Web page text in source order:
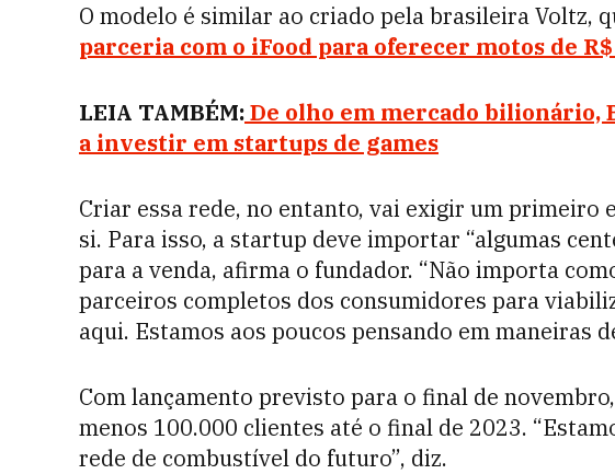
O modelo é similar ao criado pela brasileira Voltz,
parceria com o iFood para oferecer motos de
LEIA TAMBÉM:De olho em mercado bilionário,
a investir em startups de games
Criar essa rede, no entanto, vai exigir um primeiro
si. Para isso, a startup deve importar “algumas
para a venda, afirma o fundador. “Não importa
parceiros completos dos consumidores para
aqui. Estamos aos poucos pensando em maneiras
Com lançamento previsto para o final de
menos 100.000 clientes até o final de 2023.
rede de combustível do futuro”, diz.